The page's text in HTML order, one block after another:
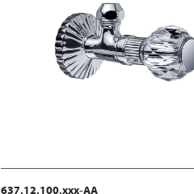
637.12.100.xxx-AA